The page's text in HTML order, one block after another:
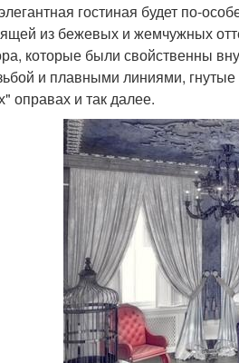
гостиная будет по-
из бежевых и жемчужных
которые были свойственны
и плавными линиями, гнутые
оправах и так далее.